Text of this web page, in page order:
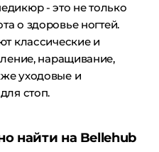
- это не только
о здоровье ногтей.
классические и
наращивание,
уходовые и
стоп.
найти на Bellehub